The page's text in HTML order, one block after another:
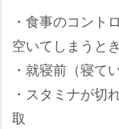
・食事のコント
空いてしまうと
・就寝前（寝て
・スタミナが切
取